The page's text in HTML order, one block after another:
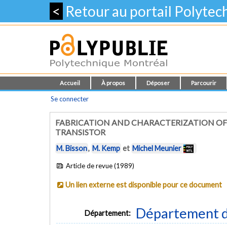
< Retour au portail
Accueil À propos Déposer Parcourir
Se connecter
FABRICATION AND CHARACTERIZATION
TRANSISTOR
M. Bisson, M. Kemp et Michel Meunier
Article de revue (1989)
Un lien externe est disponible pour ce document
Département: Département